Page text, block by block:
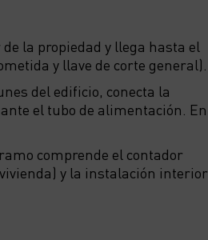
la propiedad y llega hasta el
y llave de corte general).
del edificio, conecta la
el tubo de alimentación. En
comprende el contador
y la instalación interior